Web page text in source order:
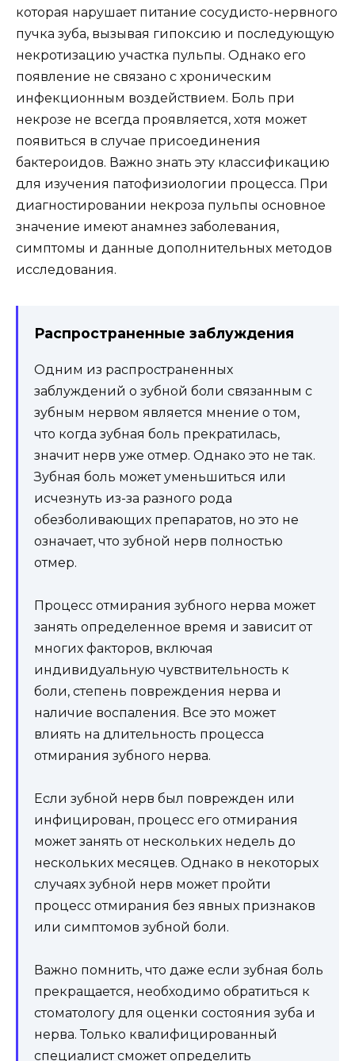
которая нарушает питание сосудисто-нервного
пучка зуба, вызывая гипоксию и последующую
некротизацию участка пульпы. Однако его
появление не связано с хроническим
инфекционным воздействием. Боль при
некрозе не всегда проявляется, хотя может
появиться в случае присоединения
бактероидов. Важно знать эту классификацию
для изучения патофизиологии процесса. При
диагностировании некроза пульпы основное
значение имеют анамнез заболевания,
симптомы и данные дополнительных методов
исследования.
Распространенные заблуждения
Одним из распространенных
заблуждений о зубной боли связанным с
зубным нервом является мнение о том,
что когда зубная боль прекратилась,
значит нерв уже отмер. Однако это не так.
Зубная боль может уменьшиться или
исчезнуть из-за разного рода
обезболивающих препаратов, но это не
означает, что зубной нерв полностью
отмер.
Процесс отмирания зубного нерва может
занять определенное время и зависит от
многих факторов, включая
индивидуальную чувствительность к
боли, степень повреждения нерва и
наличие воспаления. Все это может
влиять на длительность процесса
отмирания зубного нерва.
Если зубной нерв был поврежден или
инфицирован, процесс его отмирания
может занять от нескольких недель до
нескольких месяцев. Однако в некоторых
случаях зубной нерв может пройти
процесс отмирания без явных признаков
или симптомов зубной боли.
Важно помнить, что даже если зубная боль
прекращается, необходимо обратиться к
стоматологу для оценки состояния зуба и
нерва. Только квалифицированный
специалист сможет определить